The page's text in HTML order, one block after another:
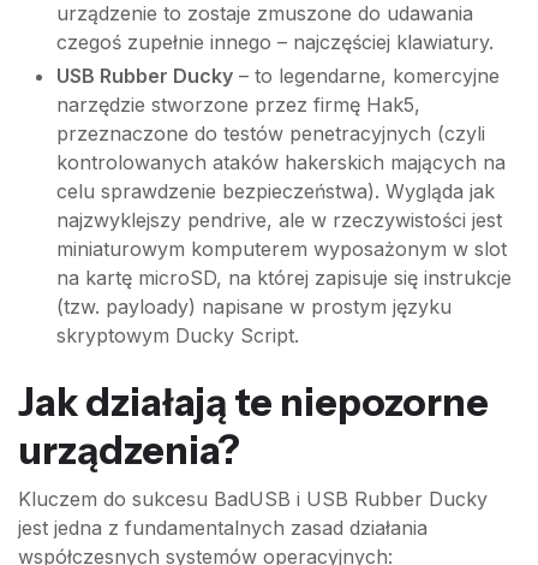
urządzenie to zostaje zmuszone do udawania
czegoś zupełnie innego – najczęściej klawiatury.
USB Rubber Ducky – to legendarne, komercyjne
narzędzie stworzone przez firmę Hak5,
przeznaczone do testów penetracyjnych (czyli
kontrolowanych ataków hakerskich mających na
celu sprawdzenie bezpieczeństwa). Wygląda jak
najzwyklejszy pendrive, ale w rzeczywistości jest
miniaturowym komputerem wyposażonym w slot
na kartę microSD, na której zapisuje się instrukcje
(tzw. payloady) napisane w prostym języku
skryptowym Ducky Script.
Jak działają te niepozorne
urządzenia?
Kluczem do sukcesu BadUSB i USB Rubber Ducky
jest jedna z fundamentalnych zasad działania
współczesnych systemów operacyjnych: